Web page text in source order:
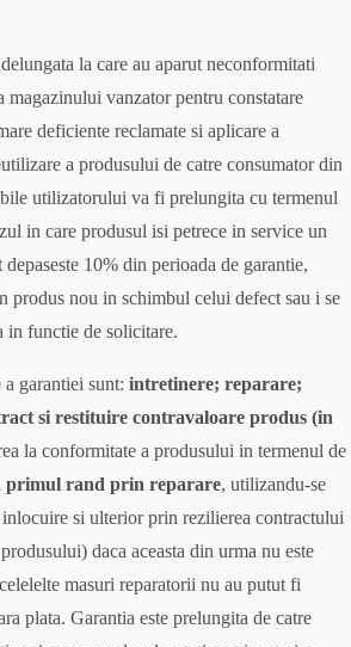
la care au aparut neconformitati
magazinului vanzator pentru constatare
deficiente reclamate si aplicare a
a produsului de catre consumator din
utilizatorului va fi prelungita cu termenul
in care produsul isi petrece in service un
10% din perioada de garantie,
produs nou in schimbul celui defect sau i se
in functie de solicitare.
garantiei sunt: intretinere; reparare;
si restituire contravaloare produs (in
la conformitate a produsului in termenul de
primul rand prin reparare, utilizandu-se
si ulterior prin rezilierea contractului
daca aceasta din urma nu este
masuri reparatorii nu au putut fi
plata. Garantia este prelungita de catre